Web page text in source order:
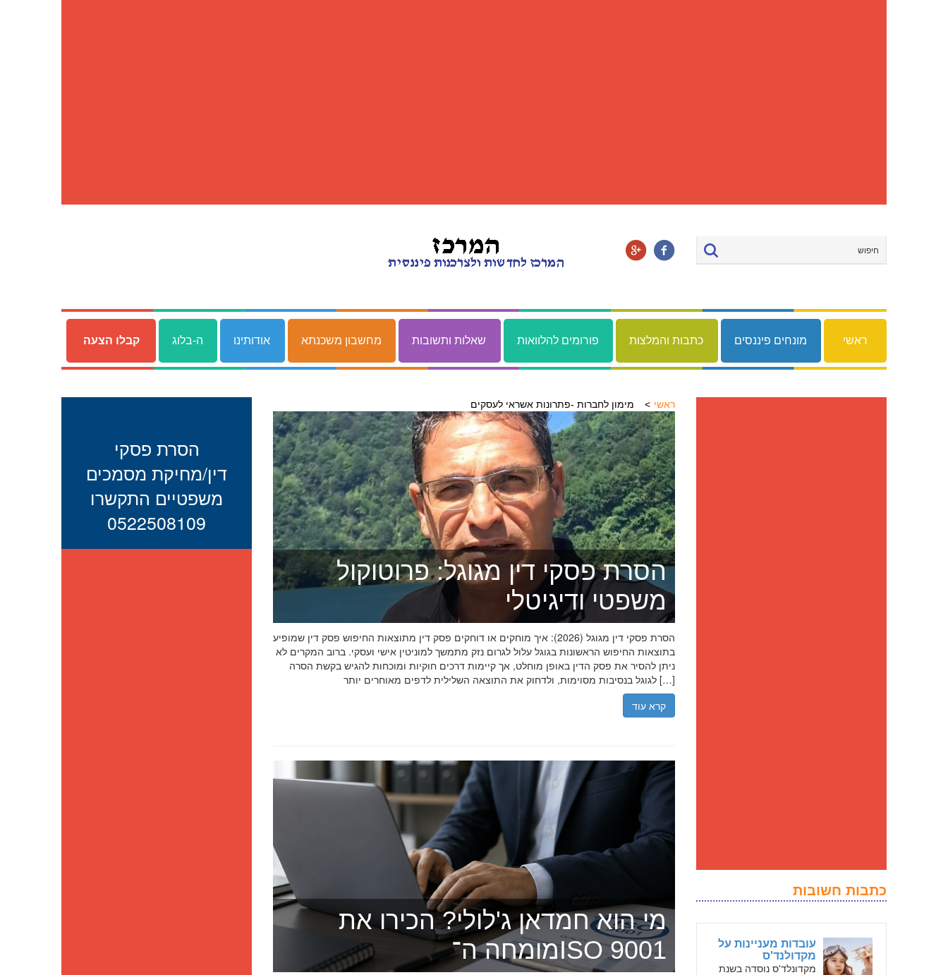
ראשי מונחים פיננסים כתבות והמלצות פורומים להלוואות שאלות ותשובות מחשבון משכנתא אודותינו ה-בלוג קבלו הצעה
כתבות חשובות
עובדות מעניינות על
מקדולנד'ס
מקדונלד'ס נוסדה בשנת
ראשי מימון לחברות -פתרונות אשראי לעסקים
הסרת פסקי דין מגוגל: פרוטוקול
משפטי ודיגיטלי
הסרת פסקי דין מגוגל (2026): איך מוחקים או דוחקים פסק דין מתוצאות החיפוש פסק דין שמופיע
בתוצאות החיפוש הראשונות בגוגל עלול לגרום נזק מתמשך למוניטין אישי ועסקי. ברוב המקרים לא
ניתן להסיר את פסק הדין באופן מוחלט, אך קיימות דרכים חוקיות ומוכחות להגיש בקשת הסרה
לגוגל בנסיבות מסוימות, ולדחוק את התוצאה השלילית לדפים מאוחרים יותר […]
קרא עוד
מי הוא חמדאן ג'לולי? הכירו את
מומחה ה־ISO 9001
הסרת פסקי
דין/מחיקת מסמכים
משפטיים התקשרו
0522508109